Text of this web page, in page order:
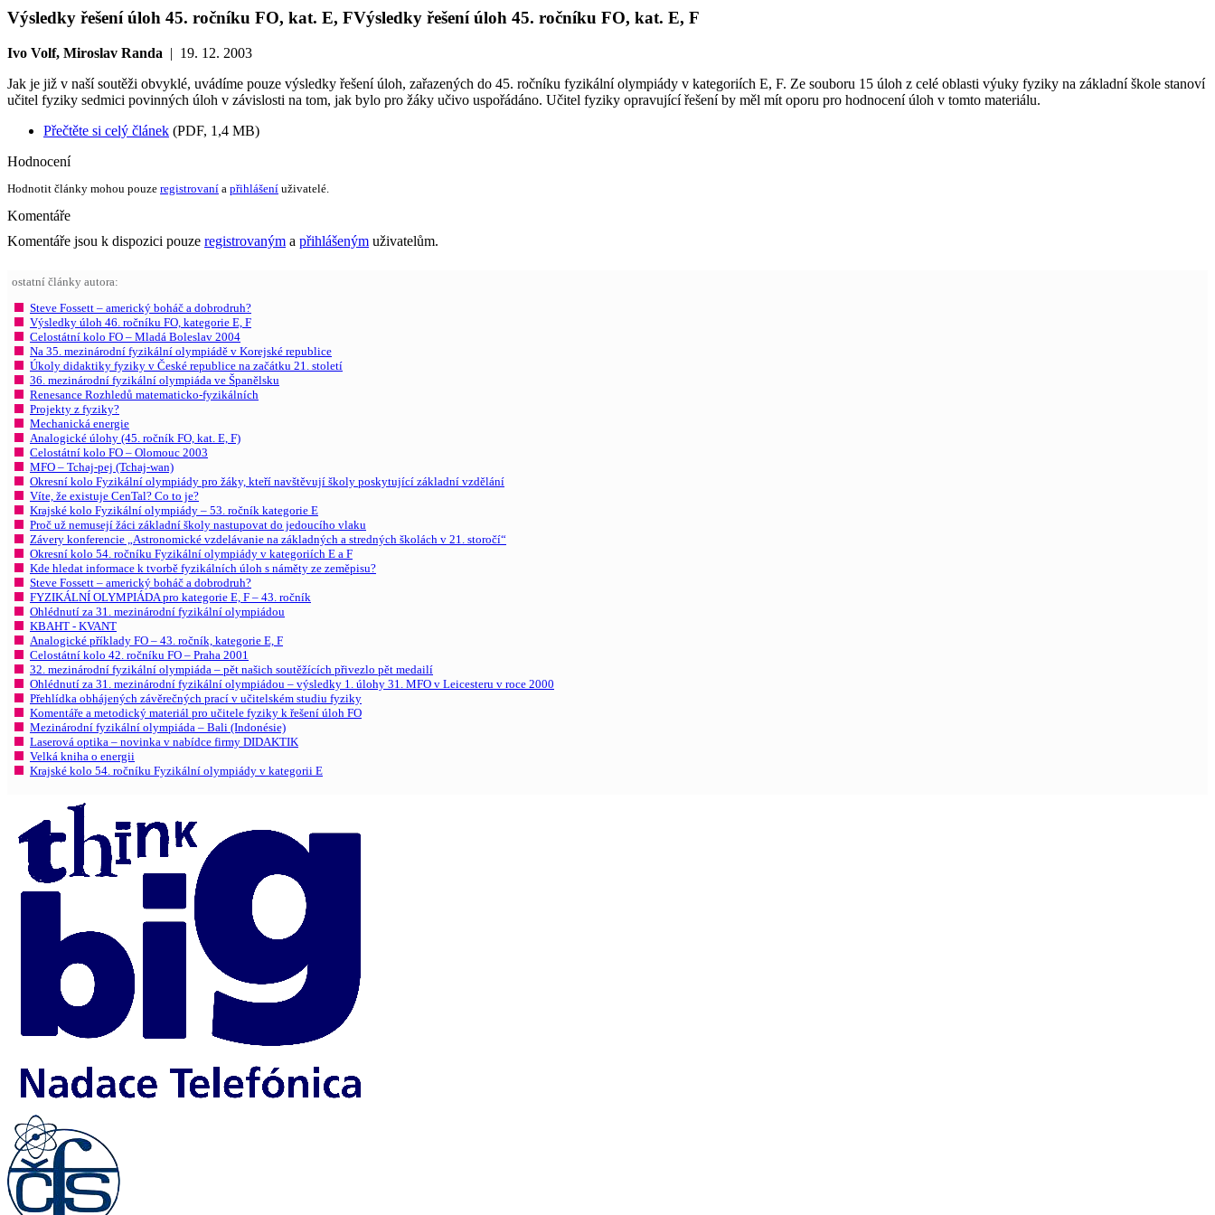
Výsledky řešení úloh 45. ročníku FO, kat. E, FVýsledky řešení úloh 45. ročníku FO, kat. E, F
Ivo Volf, Miroslav Randa | 19. 12. 2003
Jak je již v naší soutěži obvyklé, uvádíme pouze výsledky řešení úloh, zařazených do 45. ročníku fyzikální olympiády v kategoriích E, F. Ze souboru 15 úloh z celé oblasti výuky fyziky na základní škole stanoví
učitel fyziky sedmici povinných úloh v závislosti na tom, jak bylo pro žáky učivo uspořádáno. Učitel fyziky opravující řešení by měl mít oporu pro hodnocení úloh v tomto materiálu.
Přečtěte si celý článek (PDF, 1,4 MB)
Hodnocení
Hodnotit články mohou pouze registrovaní a přihlášení uživatelé.
Komentáře
Komentáře jsou k dispozici pouze registrovaným a přihlášeným uživatelům.
ostatní články autora:
Steve Fossett – americký boháč a dobrodruh?
Výsledky úloh 46. ročníku FO, kategorie E, F
Celostátní kolo FO – Mladá Boleslav 2004
Na 35. mezinárodní fyzikální olympiádě v Korejské republice
Úkoly didaktiky fyziky v České republice na začátku 21. století
36. mezinárodní fyzikální olympiáda ve Španělsku
Renesance Rozhledů matematicko-fyzikálních
Projekty z fyziky?
Mechanická energie
Analogické úlohy (45. ročník FO, kat. E, F)
Celostátní kolo FO – Olomouc 2003
MFO – Tchaj-pej (Tchaj-wan)
Okresní kolo Fyzikální olympiády pro žáky, kteří navštěvují školy poskytující základní vzdělání
Víte, že existuje CenTal? Co to je?
Krajské kolo Fyzikální olympiády – 53. ročník kategorie E
Proč už nemusejí žáci základní školy nastupovat do jedoucího vlaku
Závery konferencie „Astronomické vzdelávanie na základných a stredných školách v 21. storočí“
Okresní kolo 54. ročníku Fyzikální olympiády v kategoriích E a F
Kde hledat informace k tvorbě fyzikálních úloh s náměty ze zeměpisu?
Steve Fossett – americký boháč a dobrodruh?
FYZIKÁLNÍ OLYMPIÁDA pro kategorie E, F – 43. ročník
Ohlédnutí za 31. mezinárodní fyzikální olympiádou
KBAHT - KVANT
Analogické příklady FO – 43. ročník, kategorie E, F
Celostátní kolo 42. ročníku FO – Praha 2001
32. mezinárodní fyzikální olympiáda – pět našich soutěžících přivezlo pět medailí
Ohlédnutí za 31. mezinárodní fyzikální olympiádou – výsledky 1. úlohy 31. MFO v Leicesteru v roce 2000
Přehlídka obhájených závěrečných prací v učitelském studiu fyziky
Komentáře a metodický materiál pro učitele fyziky k řešení úloh FO
Mezinárodní fyzikální olympiáda – Bali (Indonésie)
Laserová optika – novinka v nabídce firmy DIDAKTIK
Velká kniha o energii
Krajské kolo 54. ročníku Fyzikální olympiády v kategorii E